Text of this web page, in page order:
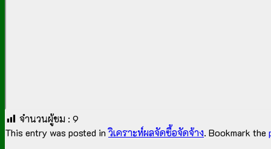
จำนวนผู้ชม : 9
This entry was posted inวิเคราะห์ผลจัดซื้อจัดจ้าง. Bookmark the